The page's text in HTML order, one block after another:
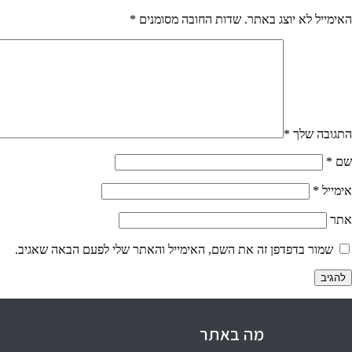
האימייל לא יוצג באתר. שדות החובה מסומנים *
התגובה שלך *
שם *
אימייל *
אתר
שמור בדפדפן זה את השם, האימייל והאתר שלי לפעם הבאה שאגיב.
מה באתר